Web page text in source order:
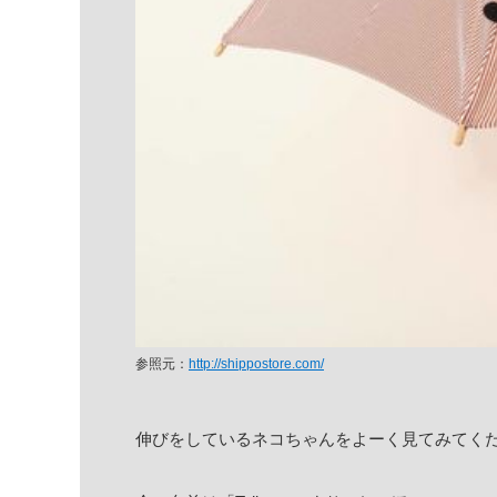
参照元： http://shippostore.com/
伸びをしているネコちゃんをよーく見てみてく